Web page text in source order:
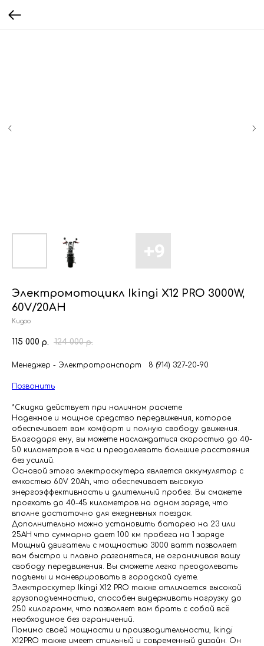
Электромотоцикл Ikingi X12 PRO 3000W,
60V/20AH
Kugoo
115 000 р. 124 000 р.
Менеджер - Электротранспорт 8 (914) 327-20-90
Позвонить
*Скидка действует при наличном расчете
Надежное и мощное средство передвижения, которое
обеспечивает вам комфорт и полную свободу движения.
Благодаря ему, вы можете наслаждаться скоростью до 40-
50 километров в час и преодолевать большие расстояния
без усилий.
Основой этого электроскутера является аккумулятор с
емкостью 60V 20Ah, что обеспечивает высокую
энергоэффективность и длительный пробег. Вы сможете
проехать до 40-45 километров на одном заряде, что
вполне достаточно для ежедневных поездок.
Дополнительно можно установить батарею на 23 или
25AH что суммарно дает 100 км пробега на 1 заряде
Мощный двигатель с мощностью 3000 ватт позволяет
вам быстро и плавно разгоняться, не ограничивая вашу
свободу передвижения. Вы сможете легко преодолевать
подъемы и маневрировать в городской суете.
Электроскутер Ikingi X12 PRO также отличается высокой
грузоподъемностью, способен выдерживать нагрузку до
250 килограмм, что позволяет вам брать с собой всё
необходимое без ограничений.
Помимо своей мощности и производительности, Ikingi
X12PRO также имеет стильный и современный дизайн. Он